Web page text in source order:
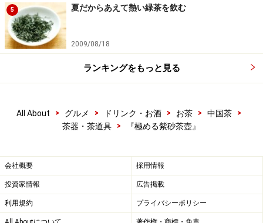
5 夏だからあえて熱い緑茶を飲む
2009/08/18
ランキングをもっと見る
All About > グルメ > ドリンク・お酒 > お茶 > 中国茶
>
茶器・茶道具
> 『極める紫砂茶壺』
会社概要 採用情報
投資家情報 広告掲載
利用規約 プライバシーポリシー